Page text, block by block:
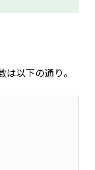
以下の通り。